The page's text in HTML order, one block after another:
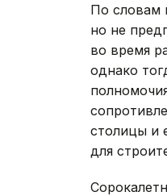
По словам
но не
во время
однако
столицы и
для